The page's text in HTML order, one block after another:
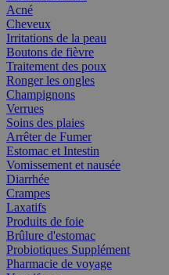
Acné
Cheveux
Irritations de la peau
Boutons de fièvre
Traitement des poux
Ronger les ongles
Champignons
Verrues
Soins des plaies
Arrêter de Fumer
Estomac et Intestin
Vomissement et nausée
Diarrhée
Crampes
Laxatifs
Produits de foie
Brûlure d'estomac
Probiotiques Supplément
Pharmacie de voyage